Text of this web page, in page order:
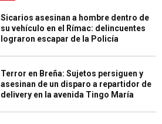
Sicarios asesinan a hombre dentro de
su vehículo en el Rímac: delincuentes
lograron escapar de la Policía
Terror en Breña: Sujetos persiguen y
asesinan de un disparo a repartidor de
delivery en la avenida Tingo María